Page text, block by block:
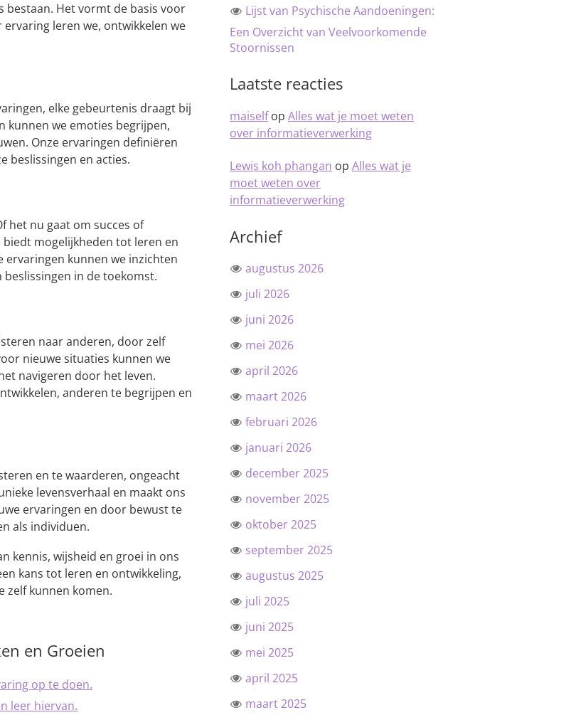
bestaan. Het vormt de basis voor
leren we, ontwikkelen we
elke gebeurtenis draagt bij
kunnen we emoties begrijpen,
Onze ervaringen definiëren
beslissingen en acties.
het nu gaat om succes of
mogelijkheden tot leren en
kunnen we inzichten
in de toekomst.
naar anderen, door zelf
nieuwe situaties kunnen we
navigeren door het leven.
anderen te begrijpen en
en te waarderen, ongeacht
levensverhaal en maakt ons
ervaringen en door bewust te
als individuen.
kennis, wijsheid en groei in ons
kans tot leren en ontwikkeling,
zelf kunnen komen.
en Groeien
op te doen.
leer hiervan.
Lijst van Psychische Aandoeningen:
Een Overzicht van Veelvoorkomende
Stoornissen
Laatste reacties
maiselfop Alles wat je moet weten
over informatieverwerking
Lewis koh phangan op Alles wat je
moet weten over
informatieverwerking
Archief
augustus 2026
juli 2026
juni 2026
mei 2026
april 2026
maart 2026
februari 2026
januari 2026
december 2025
november 2025
oktober 2025
september 2025
augustus 2025
juli 2025
juni 2025
mei 2025
april 2025
maart 2025